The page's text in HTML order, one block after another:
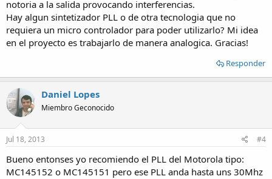
notoria a la salida provocando interferencias.
Hay algun sintetizador PLL o de otra tecnologia que no
requiera un micro controlador para poder utilizarlo? Mi idea
en el proyecto es trabajarlo de manera analogica. Gracias!
Responder
Daniel Lopes
Miembro Geconocido
Jul 18, 2013 #4
Bueno entonses yo recomiendo el PLL del Motorola tipo:
MC145152 o MC145151 pero ese PLL anda hasta uns 30Mhz